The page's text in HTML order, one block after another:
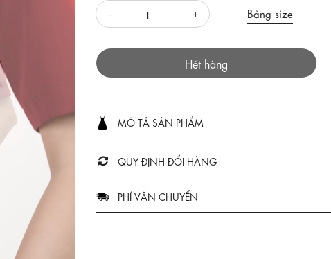
Bảng size
Hết hàng
MÔ TẢ SẢN PHẨM
QUY ĐỊNH ĐỔI HÀNG
PHÍ VẬN CHUYỂN